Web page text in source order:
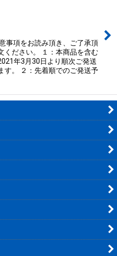
事項をお読み頂き、ご了承頂
ください。 １：本商品を含む
年3月30日より順次ご発送
す。 ２：先着順でのご発送予